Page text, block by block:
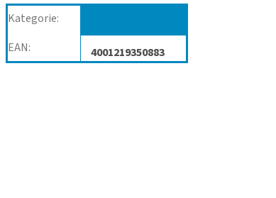
Kategorie:
EAN: 4001219350883